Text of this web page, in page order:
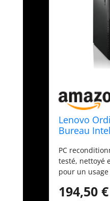
Lenovo
Bureau
Windows 11
fixe
PC
testé, nettoyé
pour un
194,50 €